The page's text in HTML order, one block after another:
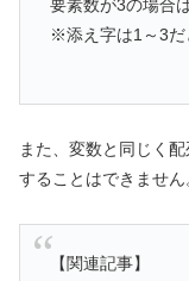
要素数が3の場合
※添え字は1～3だ
また、変数と同じく
することはできません
【関連記事】